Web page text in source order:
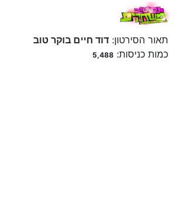
תאור הסירטון: דוד חיים בוקר טוב
כמות כניסות: 5,488